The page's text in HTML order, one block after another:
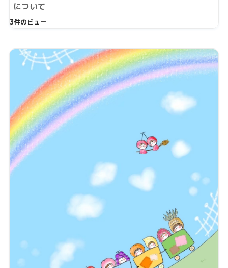
について
3件のビュー